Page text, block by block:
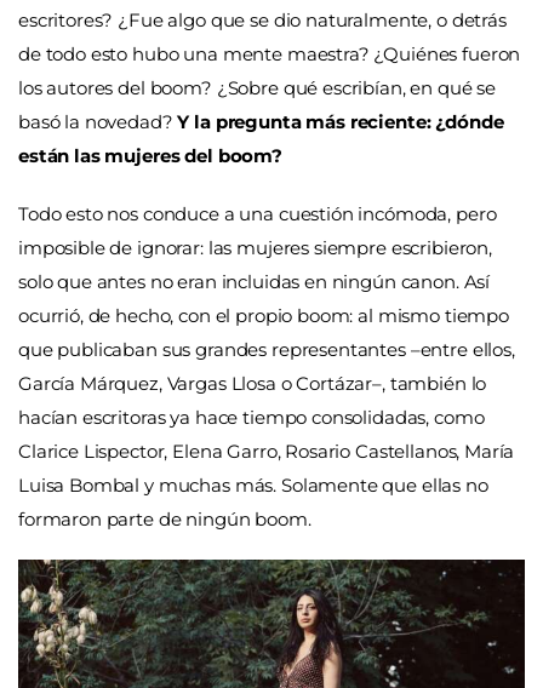
escritores? ¿Fue algo que se dio naturalmente, o detrás
de todo esto hubo una mente maestra? ¿Quiénes fueron
los autores del boom? ¿Sobre qué escribían, en qué se
basó la novedad?Y la pregunta más reciente: ¿dónde
están las mujeres del boom?
Todo esto nos conduce a una cuestión incómoda, pero
imposible de ignorar: las mujeres siempre escribieron,
solo que antes no eran incluidas en ningún canon. Así
ocurrió, de hecho, con el propio boom: al mismo tiempo
que publicaban sus grandes representantes –entre ellos,
García Márquez, Vargas Llosa o Cortázar–, también lo
hacían escritoras ya hace tiempo consolidadas, como
Clarice Lispector, Elena Garro, Rosario Castellanos, María
Luisa Bombal y muchas más. Solamente que ellas no
formaron parte de ningún boom.